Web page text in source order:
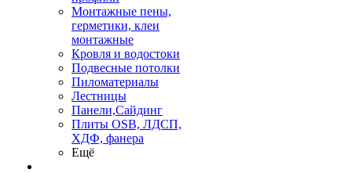
Монтажные пены,
герметики, клеи
монтажные
Кровля и водостоки
Подвесные потолки
Пиломатериалы
Лестницы
Панели,Сайдинг
Плиты OSB, ЛДСП,
ХДФ, фанера
Ещё